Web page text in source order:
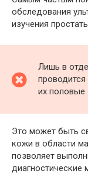
обследования
изучения
Лишь в
их половые
Это может быть
кожи в области
позволяет
диагностические